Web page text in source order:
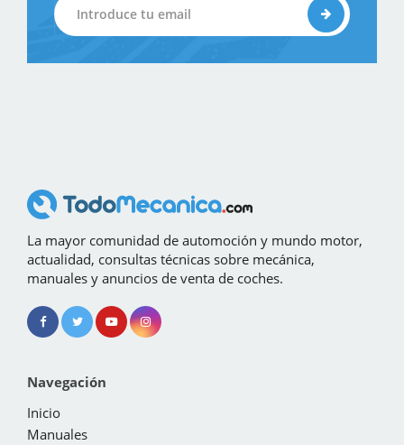
La mayor comunidad de automoción y mundo motor,
actualidad, consultas técnicas sobre mecánica,
manuales y anuncios de venta de coches.
Navegación
Inicio
Manuales